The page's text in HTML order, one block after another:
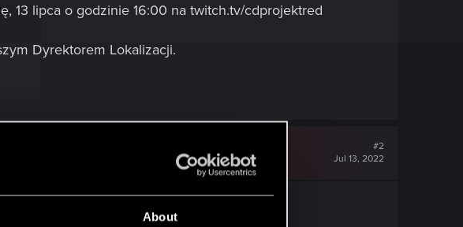
About
13 lipca o godzinie 16:00 na twitch.tv/cdprojektred
Dyrektorem Lokalizacji.
#2
Jul 13, 2022